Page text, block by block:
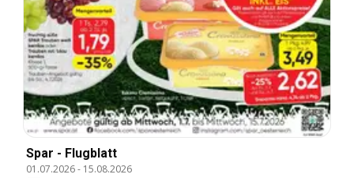
Spar - Flugblatt
01.07.2026- 15.08.2026